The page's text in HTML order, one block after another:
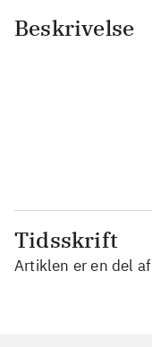
Beskrivelse
Tidsskrift
Artiklen er en del af